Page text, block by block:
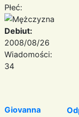
Płeć:
Debiut:
2008/08/26
Wiadomości:
34
Giovanna